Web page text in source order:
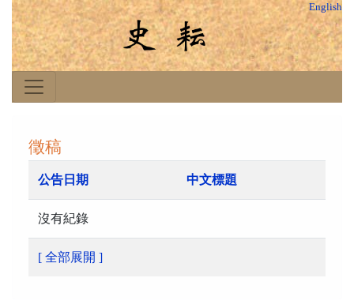
English
徵稿
公告日期 中文標題
沒有紀錄
[ 全部展開 ]